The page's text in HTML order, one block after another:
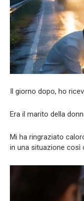
Il giorno dopo, ho
Era il marito della
Mi ha ringraziato
in una situazione così